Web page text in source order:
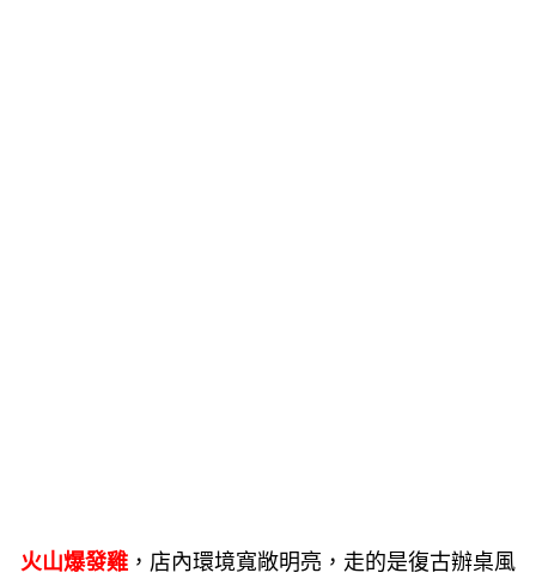
火山爆發雞 ，店內環境寬敞明亮，走的是復古辦桌風